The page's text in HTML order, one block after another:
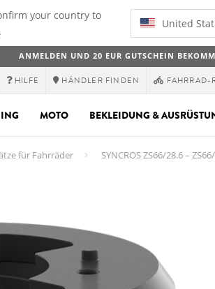
your country to
United
ANMELDEN UND 20 EUR GUTSCHEIN
HILFE HÄNDLER FINDEN FAHRRAD-
MOTO BEKLEIDUNG &
für Fahrräder SYNCROS ZS66/28.6 –